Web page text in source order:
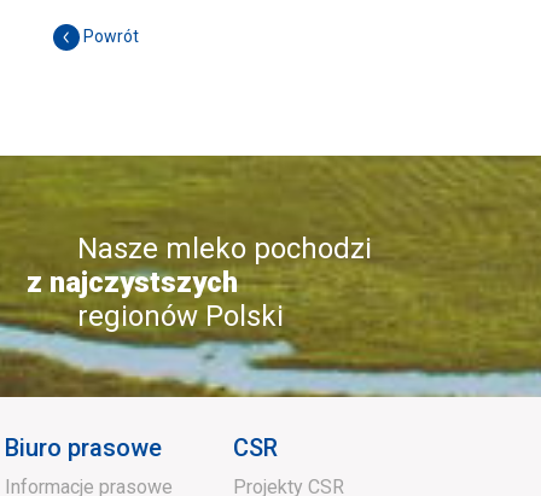
Powrót
Nasze mleko pochodzi
z najczystszych
regionów Polski
Biuro prasowe
Informacje prasowe
CSR
Projekty CSR